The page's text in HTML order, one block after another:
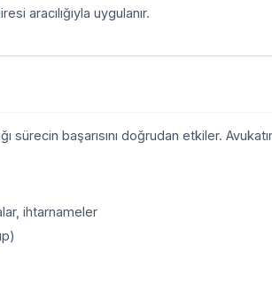
aracılığıyla uygulanır.
başarısını doğrudan etkiler.
ihtarnameler